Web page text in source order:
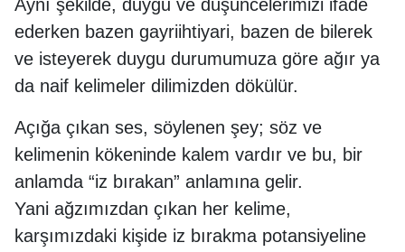
Aynı şekilde, duygu ve düşüncelerimizi ifade
ederken bazen gayriihtiyari, bazen de bilerek
ve isteyerek duygu durumumuza göre ağır ya
da naif kelimeler dilimizden dökülür.
Açığa çıkan ses, söylenen şey; söz ve
kelimenin kökeninde kalem vardır ve bu, bir
anlamda “iz bırakan” anlamına gelir.
Yani ağzımızdan çıkan her kelime,
karşımızdaki kişide iz bırakma potansiyeline